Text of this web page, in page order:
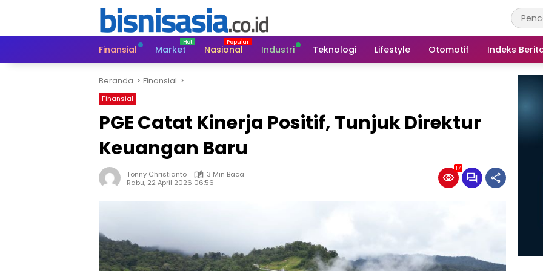
Finansial
Market Nasional Industri Teknologi Lifestyle Otomotif Indeks
Beranda Finansial
Finansial
PGE Catat Kinerja Positif, Tunjuk Direktur
Keuangan Baru
Tonny Christianto
3 Min Baca
Rabu, 22 April 2026 06:56
17